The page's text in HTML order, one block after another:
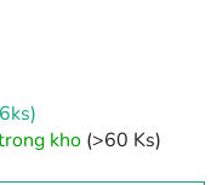
kho (>60 Ks)